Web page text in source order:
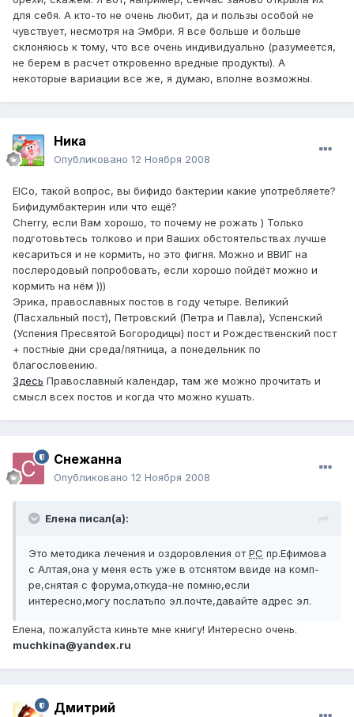
для себя. А кто-то не очень любит, да и пользы особой не
чувствует, несмотря на Эмбри. Я все больше и больше
склоняюсь к тому, что все очень индивидуально (разумеется,
не берем в расчет откровенно вредные продукты). А
некоторые вариации все же, я думаю, вполне возможны.
Ника
Опубликовано 12 Ноября 2008
ElCo, такой вопрос, вы бифидо бактерии какие употребляете?
Бифидумбактерин или что ещё?
Cherry, если Вам хорошо, то почему не рожать ) Только
подготовьтесь толково и при Ваших обстоятельствах лучше
кесариться и не кормить, но это фигня. Можно и ВВИГ на
послеродовый попробовать, если хорошо пойдёт можно и
кормить на нём )))
Эрика, православных постов в году четыре. Великий
(Пасхальный пост), Петровский (Петра и Павла), Успенский
(Успения Пресвятой Богородицы) пост и Рождественский пост
+ постные дни среда/пятница, а понедельник по
благословению.
Здесь Православный календар, там же можно прочитать и
смысл всех постов и когда что можно кушать.
Снежанна
Опубликовано 12 Ноября 2008
Елена писал(а):
Это методика лечения и оздоровления отРС пр.Ефимова
с Алтая,она у меня есть уже в отснятом ввиде на комп-
ре,снятая с форума,откуда-не помню,если
интересно,могу послатьпо эл.почте,давайте адрес эл.
Елена, пожалуйста киньте мне книгу! Интересно очень.
muchkina@yandex.ru
Дмитрий